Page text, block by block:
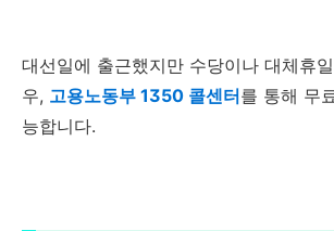
대선일에 출근했지만 수당이나 대체휴
우, 고용노동부 1350 콜센터를 통해 무
능합니다.